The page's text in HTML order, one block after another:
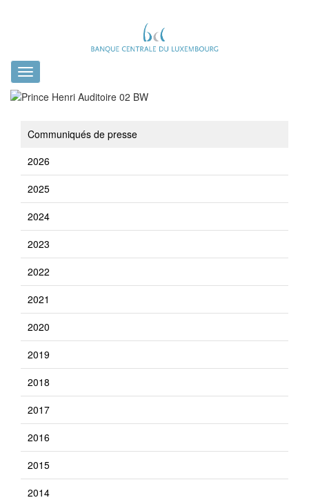
Toggle
navigation
Communiqués de presse
2026
2025
2024
2023
2022
2021
2020
2019
2018
2017
2016
2015
2014